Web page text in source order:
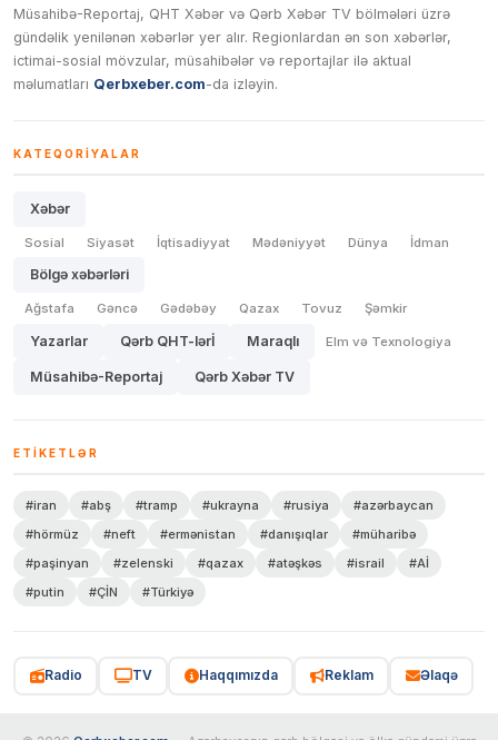
Müsahibə-Reportaj, QHT Xəbər və Qərb Xəbər TV bölmələri üzrə
gündəlik yenilənən xəbərlər yer alır. Regionlardan ən son xəbərlər,
ictimai-sosial mövzular, müsahibələr və reportajlar ilə aktual
məlumatları Qerbxeber.com-da izləyin.
KATEQORIYALAR
Xəbər
Sosial Siyasət İqtisadiyyat Mədəniyyət Dünya İdman
Bölgə xəbərləri
Ağstafa Gəncə Gədəbəy Qazax Tovuz Şəmkir
Yazarlar Qərb QHT-lərİ Maraqlı Elm və Texnologiya
Müsahibə-Reportaj Qərb Xəbər TV
ETIKETLƏR
#iran #abş #tramp #ukrayna #rusiya
#azərbaycan
#hörmüz
#neft #ermənistan #danışıqlar
#müharibə
#paşinyan
#zelenski #qazax #atəşkəs #israil
#Aİ
#putin
#ÇİN #Türkiyə
Radio TV Haqqımızda Reklam Əlaqə